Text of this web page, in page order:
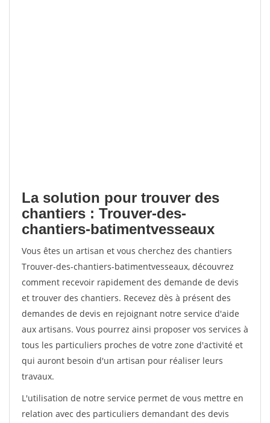
La solution pour trouver des
chantiers : Trouver-des-
chantiers-batimentvesseaux
Vous êtes un artisan et vous cherchez des chantiers
Trouver-des-chantiers-batimentvesseaux, découvrez
comment recevoir rapidement des demande de devis
et trouver des chantiers. Recevez dès à présent des
demandes de devis en rejoignant notre service d'aide
aux artisans. Vous pourrez ainsi proposer vos services à
tous les particuliers proches de votre zone d'activité et
qui auront besoin d'un artisan pour réaliser leurs
travaux.
L'utilisation de notre service permet de vous mettre en
relation avec des particuliers demandant des devis